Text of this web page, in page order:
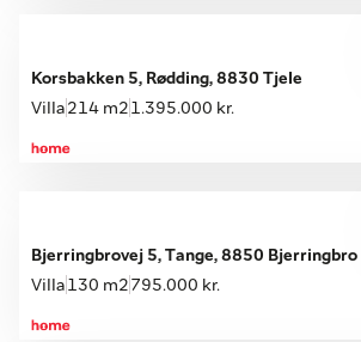
Korsbakken 5, Rødding, 8830 Tjele
Villa 214 m2 1.395.000 kr.
Lørdag 22.08, kl. 10.00-14.00
Bjerringbrovej 5, Tange, 8850 Bjerringbro
Villa 130 m2 795.000 kr.